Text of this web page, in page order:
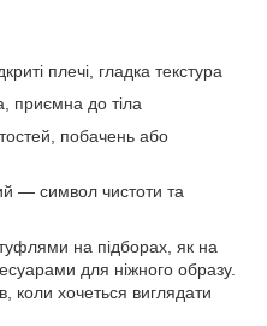
плечі, гладка текстура
приємна до тіла
побачень або
— символ чистоти та
на підборах, як на
для ніжного образу.
коли хочеться виглядати